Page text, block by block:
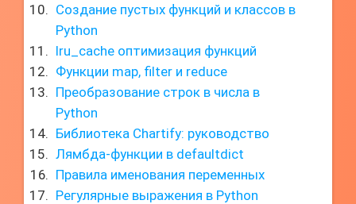
Создание пустых функций и классов в
Python
lru_cache оптимизация функций
Функции map, filter и reduce
Преобразование строк в числа в
Python
Библиотека Chartify: руководство
Лямбда-функции в defaultdict
Правила именования переменных
Регулярные выражения в Python